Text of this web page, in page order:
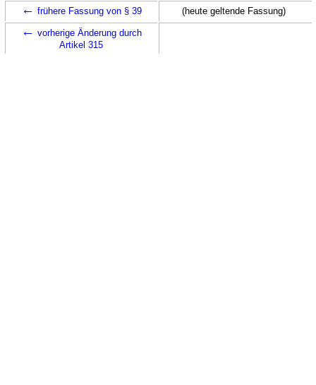
← frühere Fassung von § 39 (heute geltende Fassung)
← vorherige Änderung durch
Artikel 315